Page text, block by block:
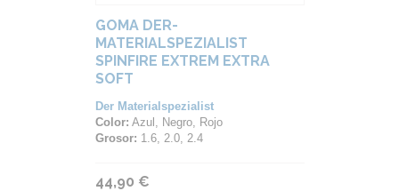
GOMA DER-
MATERIALSPEZIALIST
SPINFIRE EXTREM EXTRA
SOFT
Der Materialspezialist
Color: Azul, Negro, Rojo
Grosor: 1.6, 2.0, 2.4
44,90 €